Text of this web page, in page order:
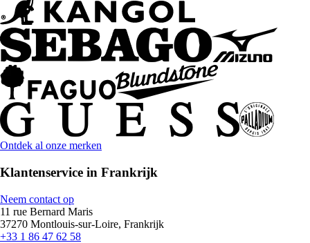
Ontdek al onze merken
Klantenservice in Frankrijk
Neem contact op
11 rue Bernard Maris
37270 Montlouis-sur-Loire, Frankrijk
+33 1 86 47 62 58